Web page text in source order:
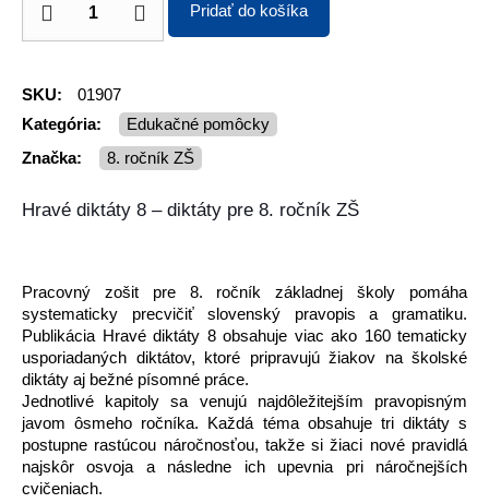
Pridať do košíka
SKU:
01907
Kategória:
Edukačné pomôcky
Značka:
8. ročník ZŠ
Hravé diktáty 8 – diktáty pre 8. ročník ZŠ
Pracovný zošit pre 8. ročník základnej školy pomáha
systematicky precvičiť slovenský pravopis a gramatiku.
Publikácia Hravé diktáty 8 obsahuje viac ako 160 tematicky
usporiadaných diktátov, ktoré pripravujú žiakov na školské
diktáty aj bežné písomné práce.
Jednotlivé kapitoly sa venujú najdôležitejším pravopisným
javom ôsmeho ročníka. Každá téma obsahuje tri diktáty s
postupne rastúcou náročnosťou, takže si žiaci nové pravidlá
najskôr osvoja a následne ich upevnia pri náročnejších
cvičeniach.